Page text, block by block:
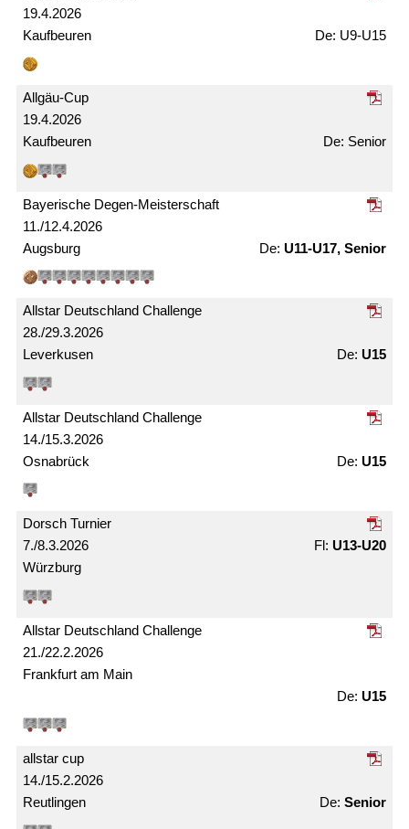
19.4.2026
Kaufbeuren U9-U15
19.4.2026
Allgäu-Cup
Kaufbeuren Senior
11./12.4.2026
Bayerische Degen-Meister­schaft
Augsburg U11-U17, Senior
28./29.3.2026
Allstar Deutschland Challenge
Leverkusen U15
14./15.3.2026
Allstar Deutschland Challenge
Osnabrück U15
7./8.3.2026
Dorsch Turnier
Würzburg
U13-U20
21./22.2.2026
Allstar Deutschland Challenge
Frankfurt am Main
U15
14./15.2.2026
allstar cup
Reutlingen Senior